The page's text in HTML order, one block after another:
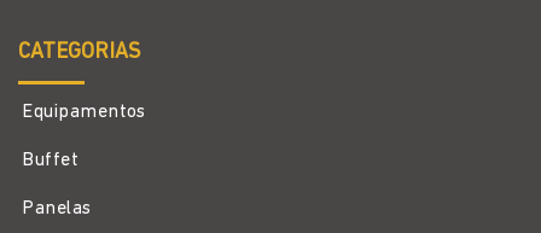
CATEGORIAS
Equipamentos
Buffet
Panelas